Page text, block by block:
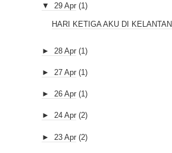
▼ 29 Apr (1)
HARI KETIGA AKU DI KELANTAN
► 28 Apr (1)
► 27 Apr (1)
►26 Apr (1)
►24 Apr (2)
► 23 Apr (2)